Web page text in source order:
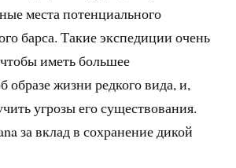
места потенциального
барса. Такие экспедиции очень
иметь большее
образе жизни редкого вида, и,
угрозы его существования.
за вклад в сохранение дикой